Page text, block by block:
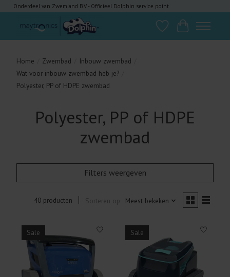
Onderdeel van Zwemland B.V. - Officieel Dolphin service point
VerlanglijstWinkelwagen
Home Zwembad Inbouw zwembad
Wat voor inbouw zwembad heb je?
Polyester, PP of HDPE zwembad
Polyester, PP of HDPE
zwembad
Filters weergeven
40 producten Sorteren op Meest bekeken
Sale Sale